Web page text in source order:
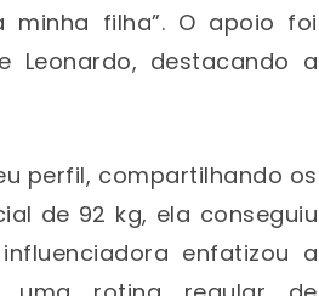
minha filha”. O apoio foi
Leonardo, destacando a
perfil, compartilhando os
de 92 kg, ela conseguiu
enfatizou a